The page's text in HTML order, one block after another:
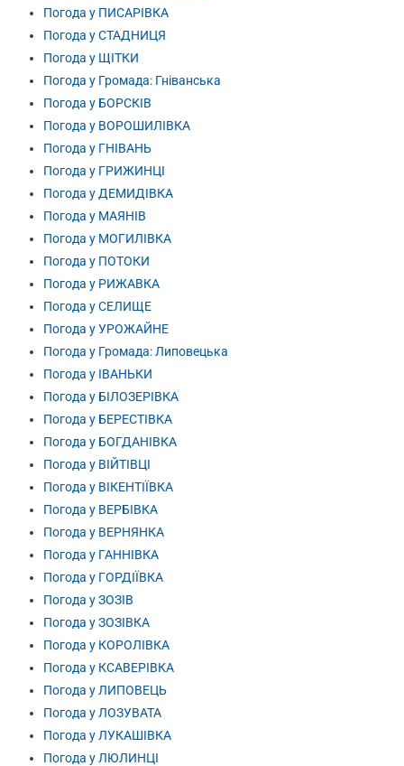
Погода у ПИСАРІВКА
Погода у СТАДНИЦЯ
Погода у ЩІТКИ
Погода у Громада: Гніванська
Погода у БОРСКІВ
Погода у ВОРОШИЛІВКА
Погода у ГНІВАНЬ
Погода у ГРИЖИНЦІ
Погода у ДЕМИДІВКА
Погода у МАЯНІВ
Погода у МОГИЛІВКА
Погода у ПОТОКИ
Погода у РИЖАВКА
Погода у СЕЛИЩЕ
Погода у УРОЖАЙНЕ
Погода у Громада: Липовецька
Погода у ІВАНЬКИ
Погода у БІЛОЗЕРІВКА
Погода у БЕРЕСТІВКА
Погода у БОГДАНІВКА
Погода у ВІЙТІВЦІ
Погода у ВІКЕНТІЇВКА
Погода у ВЕРБІВКА
Погода у ВЕРНЯНКА
Погода у ГАННІВКА
Погода у ГОРДІЇВКА
Погода у ЗОЗІВ
Погода у ЗОЗІВКА
Погода у КОРОЛІВКА
Погода у КСАВЕРІВКА
Погода у ЛИПОВЕЦЬ
Погода у ЛОЗУВАТА
Погода у ЛУКАШІВКА
Погода у ЛЮЛИНЦІ